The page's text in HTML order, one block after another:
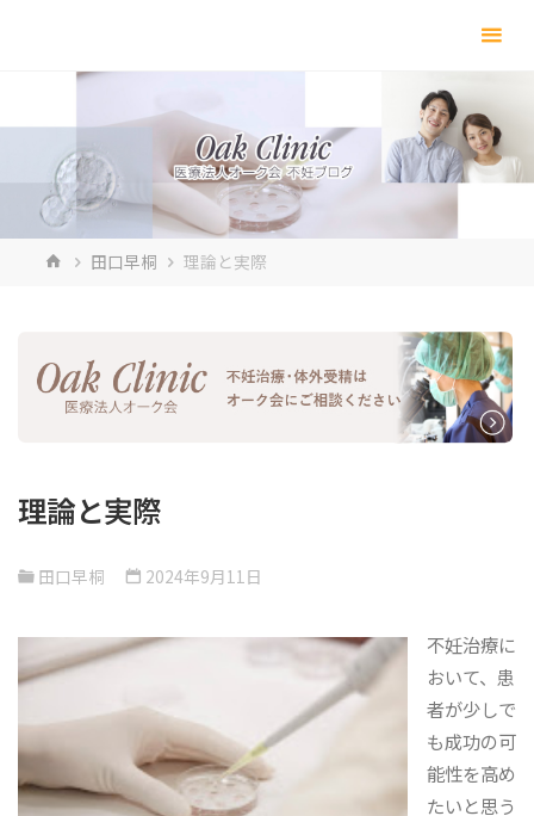
キ
ホ 田口早桐 理論と実際
理論と実際
田口早桐 2024年9月11日
不妊治療に
おいて、患
者が少しで
も成功の可
能性を高め
たいと思う